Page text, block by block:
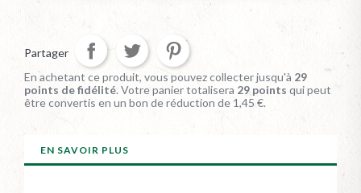
Partager
En achetant ce produit, vous pouvez collecter jusqu'à 29
points de fidélité. Votre panier totalisera 29 points qui peut
être convertis en un bon de réduction de 1,45 €.
EN SAVOIR PLUS